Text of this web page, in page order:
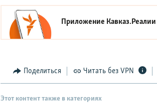
Приложение
Поделиться Читать без VPN
Этот контент также в категориях